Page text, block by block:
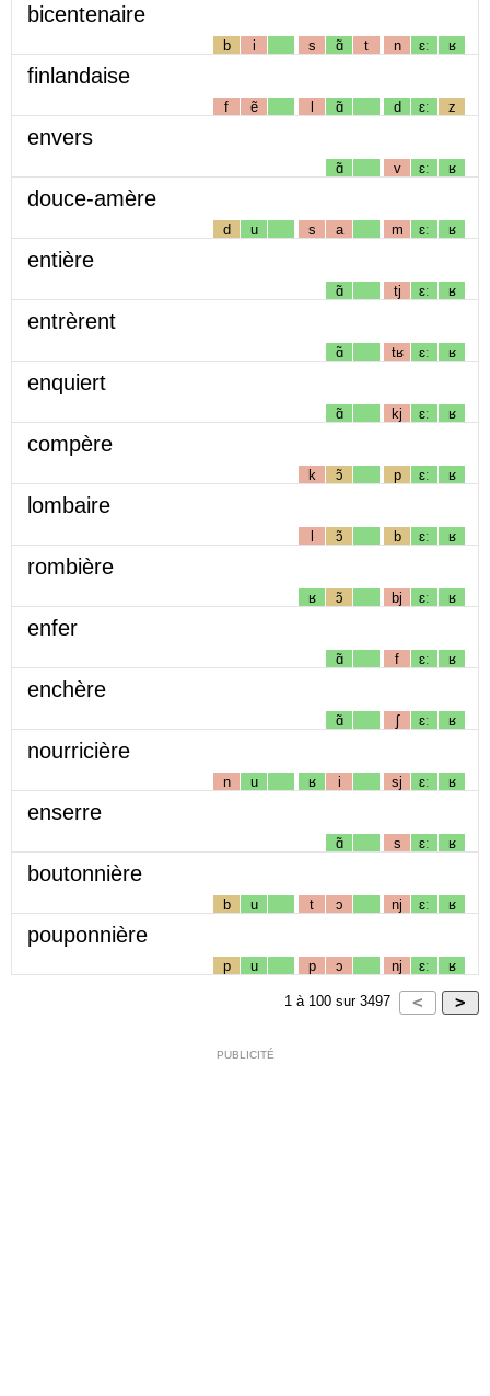
bicentenaire
b i s ɑ̃ t n ɛː ʁ
finlandaise
f ẽ l ɑ̃ d ɛː z
envers
ɑ̃ v ɛː ʁ
douce-amère
d u s a m ɛː ʁ
entière
ɑ̃ tj ɛː ʁ
entrèrent
ɑ̃ tʁ ɛː ʁ
enquiert
ɑ̃ kj ɛː ʁ
compère
k ɔ̃ p ɛː ʁ
lombaire
l ɔ̃ b ɛː ʁ
rombière
ʁ ɔ̃ bj ɛː ʁ
enfer
ɑ̃ f ɛː ʁ
enchère
ɑ̃ ʃ ɛː ʁ
nourricière
n u ʁ i sj ɛː ʁ
enserre
ɑ̃ s ɛː ʁ
boutonnière
b u t ɔ nj ɛː ʁ
pouponnière
p u p ɔ nj ɛː ʁ
1 à 100 sur 3497
PUBLICITÉ